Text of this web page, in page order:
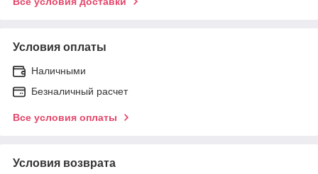
Условия оплаты
Наличными
Безналичный расчет
Все условия оплаты
Условия возврата